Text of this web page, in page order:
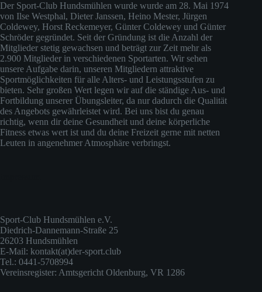
Der Sport-Club Hundsmühlen wurde wurde am 28. Mai 1974
von Ilse Westphal, Dieter Janssen, Heino Mester, Jürgen
Coldewey, Horst Reckemeyer, Günter Coldewey und Günter
Schröder gegründet. Seit der Gründung ist die Anzahl der
Mitglieder stetig gewachsen und beträgt zur Zeit mehr als
2.900 Mitglieder in verschiedenen Sportarten. Wir sehen
unsere Aufgabe darin, unseren Mitgliedern attraktive
Sportmöglichkeiten für alle Alters- und Leistungsstufen zu
bieten. Sehr großen Wert legen wir auf die ständige Aus- und
Fortbildung unserer Übungsleiter, da nur dadurch die Qualität
des Angebots gewährleistet wird. Bei uns bist du genau
richtig, wenn dir deine Gesundheit und deine körperliche
Fitness etwas wert ist und du deine Freizeit gerne mit netten
Leuten in angenehmer Atmosphäre verbringst.
Sport-Club Hundsmühlen e.V.
Diedrich-Dannemann-Straße 25
26203 Hundsmühlen
E-Mail: kontakt(at)der-sport.club
Tel.: 0441-5708994
Vereinsregister: Amtsgericht Oldenburg, VR 1286